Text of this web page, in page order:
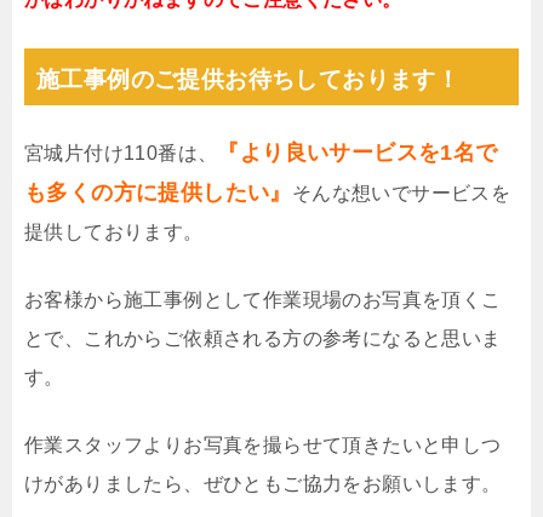
施工事例のご提供お待ちしております！
宮城片付け110番は、
『より良いサービスを1名で
も多くの方に提供したい』
そんな想いでサービスを
提供しております。
お客様から施工事例として作業現場のお写真を頂くこ
とで、これからご依頼される方の参考になると思いま
す。
作業スタッフよりお写真を撮らせて頂きたいと申しつ
けがありましたら、ぜひともご協力をお願いします。